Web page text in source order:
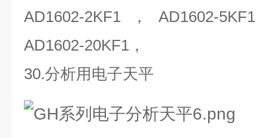
AD1602-2KF1，AD1602-
AD1602-20KF1，
30.分析用电子天平